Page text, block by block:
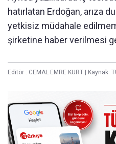
hatırlatan Erdoğan, arıza
yetkisiz müdahale
şirketine haber verilmesi
Editör : CEMAL EMRE KURT Kaynak: